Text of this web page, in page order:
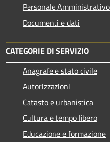
Personale Amministrativo
Documenti e dati
CATEGORIE DI SERVIZIO
Anagrafe e stato civile
Autorizzazioni
Catasto e urbanistica
Cultura e tempo libero
Educazione e formazione